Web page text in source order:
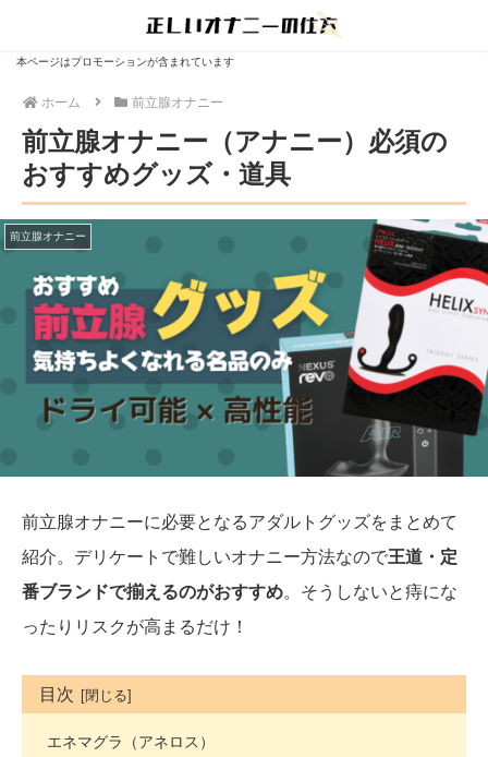
本ページはプロモーションが含まれています
ホーム 前立腺オナニー
前立腺オナニー（アナニー）必須の
おすすめグッズ・道具
前立腺オナニー
前立腺オナニーに必要となるアダルトグッズをまとめて
紹介。デリケートで難しいオナニー方法なので王道・定
番ブランドで揃えるのがおすすめ。そうしないと痔にな
ったりリスクが高まるだけ！
目次
エネマグラ（アネロス）